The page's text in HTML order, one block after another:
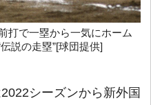
打で一塁から一気にホーム
説の走塁”[球団提供]
シーズンから新外国